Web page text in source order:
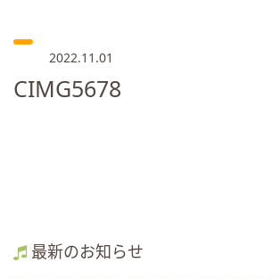
2022.11.01
CIMG5678
最新のお知らせ